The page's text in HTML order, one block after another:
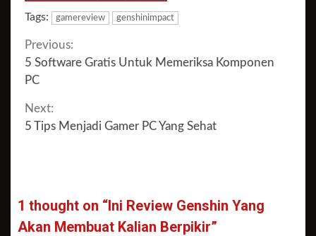
Tags: gamereview genshinimpact
Continue
Reading
Previous:
5 Software Gratis Untuk Memeriksa Komponen
PC
Next:
5 Tips Menjadi Gamer PC Yang Sehat
1 thought on “Ini Review Genshin Yang
Akan Membuat Kalian Berpikir”